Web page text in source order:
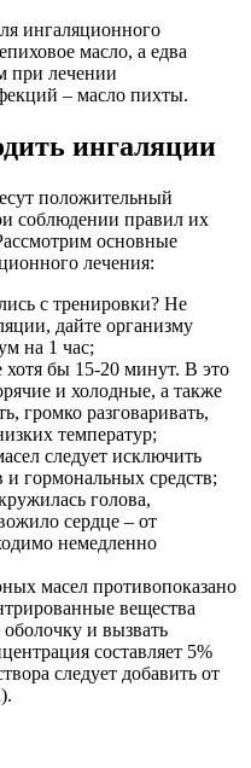
ингаляционного
масло, а едва
при лечении
– масло пихты.
ингаляции
положительный
соблюдении правил их
основные
лечения:
с тренировки? Не
дайте организму
на 1 час;
бы 15-20 минут. В это
и холодные, а также
громко разговаривать,
температур;
следует исключить
и гормональных средств;
голова,
сердце – от
немедленно
масел противопоказано
вещества
и вызвать
составляет 5%
следует добавить от